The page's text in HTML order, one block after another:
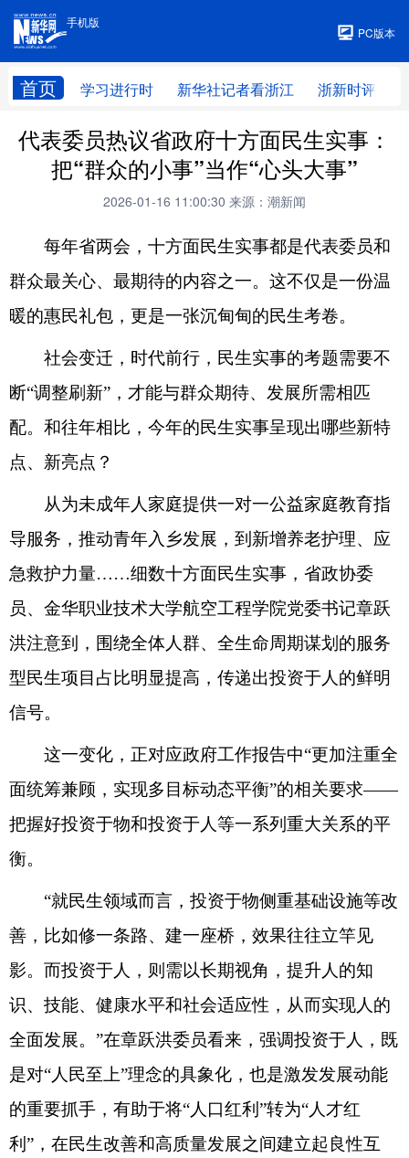
手机版
PC版本
首页 学习进行时 新华社记者看浙江 浙新时评
手机版
代表委员热议省政府十方面民生实事：
把“群众的小事”当作“心头大事”
2026-01-16 11:00:30 来源：潮新闻
每年省两会，十方面民生实事都是代表委员和
群众最关心、最期待的内容之一。这不仅是一份温
暖的惠民礼包，更是一张沉甸甸的民生考卷。
社会变迁，时代前行，民生实事的考题需要不
断“调整刷新”，才能与群众期待、发展所需相匹
配。和往年相比，今年的民生实事呈现出哪些新特
点、新亮点？
从为未成年人家庭提供一对一公益家庭教育指
导服务，推动青年入乡发展，到新增养老护理、应
急救护力量……细数十方面民生实事，省政协委
员、金华职业技术大学航空工程学院党委书记章跃
洪注意到，围绕全体人群、全生命周期谋划的服务
型民生项目占比明显提高，传递出投资于人的鲜明
信号。
这一变化，正对应政府工作报告中“更加注重全
面统筹兼顾，实现多目标动态平衡”的相关要求——
把握好投资于物和投资于人等一系列重大关系的平
衡。
“就民生领域而言，投资于物侧重基础设施等改
善，比如修一条路、建一座桥，效果往往立竿见
影。而投资于人，则需以长期视角，提升人的知
识、技能、健康水平和社会适应性，从而实现人的
全面发展。”在章跃洪委员看来，强调投资于人，既
是对“人民至上”理念的具象化，也是激发发展动能
的重要抓手，有助于将“人口红利”转为“人才红
利”，在民生改善和高质量发展之间建立起良性互